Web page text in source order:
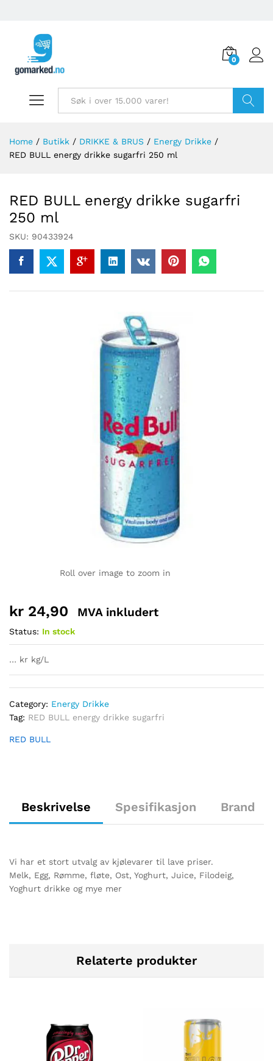
0
Home / Butikk / DRIKKE & BRUS / Energy Drikke /
RED BULL energy drikke sugarfri 250 ml
RED BULL energy drikke sugarfri
250 ml
SKU: 90433924
Roll over image to zoom in
kr 24,90 MVA inkludert
Status: In stock
… kr kg/L
Category: Energy Drikke
Tag: RED BULL energy drikke sugarfri
RED BULL
Beskrivelse Spesifikasjon Brand
Vi har et stort utvalg av kjølevarer til lave priser.
Melk, Egg, Rømme, fløte, Ost, Yoghurt, Juice, Filodeig,
Yoghurt drikke og mye mer
Relaterte produkter